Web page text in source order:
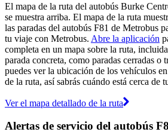
El mapa de la ruta del autobús Burke
se muestra arriba. El mapa de la ruta
las paradas del autobús F81 de Metrobus
tu viaje con Metrobus. Abre la aplicación
completa en un mapa sobre la ruta,
parada concreta, como paradas cerradas o
puedes ver la ubicación de los vehículos
de la ruta, así sabrás cuándo está cerca de
Ver el mapa detallado de la ruta
Alertas de servicio del autobús